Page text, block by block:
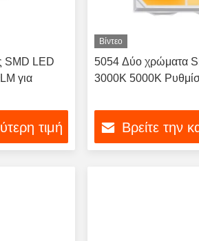
SMD LED
για
τιμή
Βίντεο
5054 Δύο χρώματα
3000K 5000K
Βρείτε την